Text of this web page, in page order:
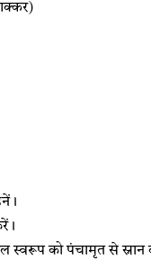
स्वरूप को पंचामृत से